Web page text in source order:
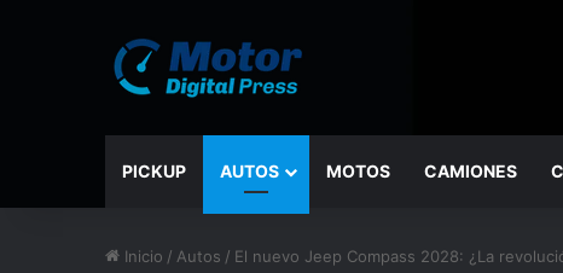
PICKUP AUTOS MOTOS CAMIONES
Inicio / Autos / El nuevo Jeep Compass 2028: ¿La